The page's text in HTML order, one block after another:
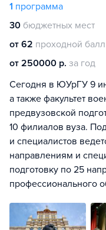
1 программа
30 бюджетных мест
от 62 проходной балл
от 250000 р. за год
Сегодня в ЮУрГУ 9
а также факультет
предвузовской
10 филиалов вуза.
и специалистов
направлениям и
подготовку по 25
профессионального